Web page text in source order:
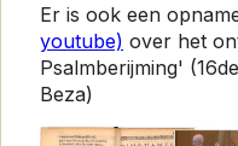
Er is ook een
youtube) over het
Psalmberijming'
Beza)